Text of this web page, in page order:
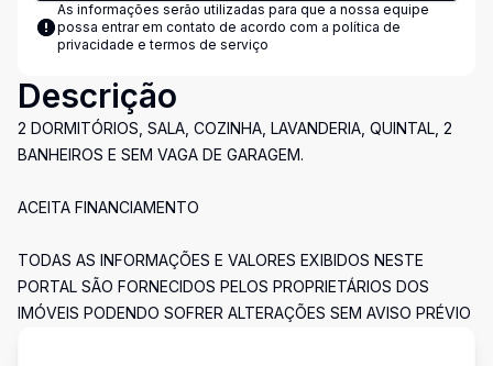
As informações serão utilizadas para que a nossa equipe
possa entrar em contato de acordo com a política de
privacidade e termos de serviço
Descrição
2 DORMITÓRIOS, SALA, COZINHA, LAVANDERIA, QUINTAL, 2
BANHEIROS E SEM VAGA DE GARAGEM.
ACEITA FINANCIAMENTO
TODAS AS INFORMAÇÕES E VALORES EXIBIDOS NESTE
PORTAL SÃO FORNECIDOS PELOS PROPRIETÁRIOS DOS
IMÓVEIS PODENDO SOFRER ALTERAÇÕES SEM AVISO PRÉVIO